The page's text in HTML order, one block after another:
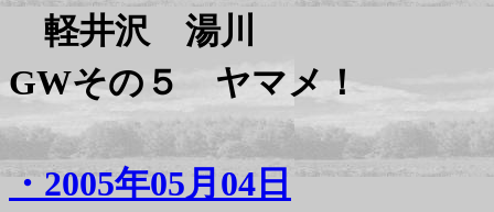
軽井沢 湯川
GWその５ ヤマメ！
・2005年05月04日